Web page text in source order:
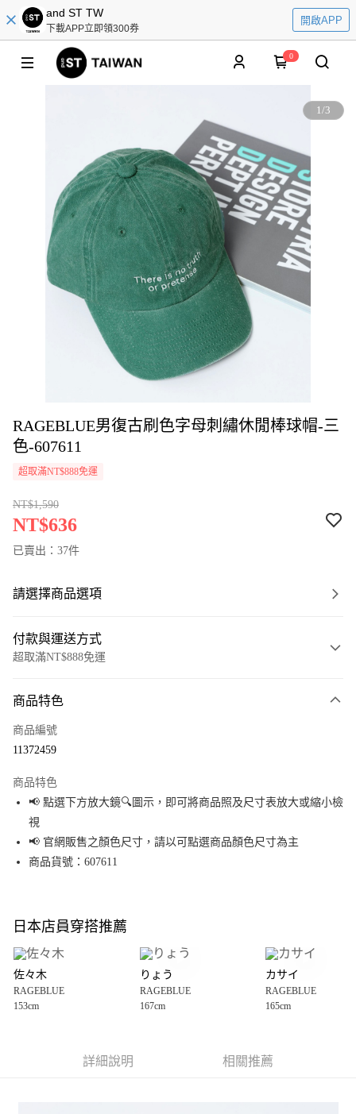
and ST TW
下載APP立即領300券
開啟APP
0
1/3
RAGEBLUE男復古刷色字母刺繡休閒棒球帽-三
色-607611
超取滿NT$888免運
NT$1,590
NT$636
已賣出：37件
請選擇商品選項
付款與運送方式
超取滿NT$888免運
信用卡一次付款
Apple Pay
街口支付
悠遊付
全盈+PAY
大哥付你分期
【大哥付你分期使用說明】
1.本服務由台灣大哥大提供，台灣大哥大用戶可立即使用無須另外申請。
2.付款方式選擇「大哥付你分期」，訂單成立後會自動跳轉到大哥付的交易
3.實際核准額度、可分期數及費用金額請依後續交易確認頁面所載為準。
4.訂單成立30分鐘內，如未前往確認交易或遇審核未通過，訂單將自動取
AFTEE先享後付
商品特色
商品編號
11372459
商品特色
📢 點選下方放大鏡🔍圖示，即可將商品照及尺寸表放大或縮小檢
視
📢 官網販售之顏色尺寸，請以可點選商品顏色尺寸為主
商品貨號：607611
日本店員穿搭推薦
佐々木
RAGEBLUE
153cm
りょう
RAGEBLUE
167cm
カサイ
RAGEBLUE
165cm
詳細說明 相關推薦